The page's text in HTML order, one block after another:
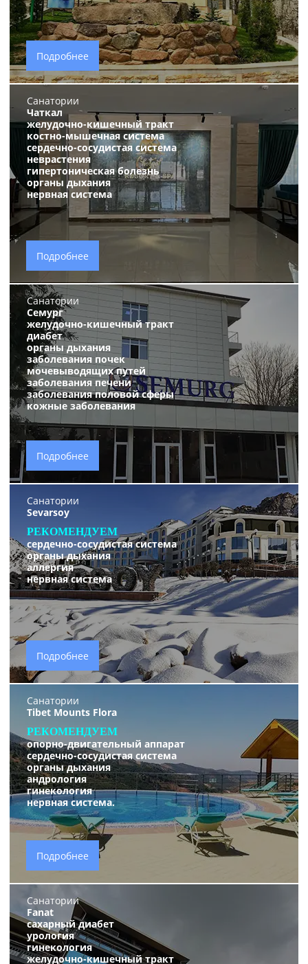
Подробнее
Санатории
Чаткал
желудочно-кишечный тракт
костно-мышечная система
сердечно-сосудистая система
неврастения
гипертоническая болезнь
органы дыхания
нервная система
Подробнее
Санатории
Семург
желудочно-кишечный тракт
диабет
органы дыхания
заболевания почек
мочевыводящих путей
заболевания печени
заболевания половой сферы
кожные заболевания
Подробнее
Санатории
Sevarsoy
РЕКОМЕНДУЕМ
сердечно-сосудистая система
органы дыхания
аллергия
нервная система
Подробнее
Санатории
Tibet Mounts Flora
РЕКОМЕНДУЕМ
опорно-двигательный аппарат
сердечно-сосудистая система
органы дыхания
андрология
гинекология
нервная система.
Подробнее
Санатории
Fanat
сахарный диабет
урология
гинекология
желудочно-кишечный тракт